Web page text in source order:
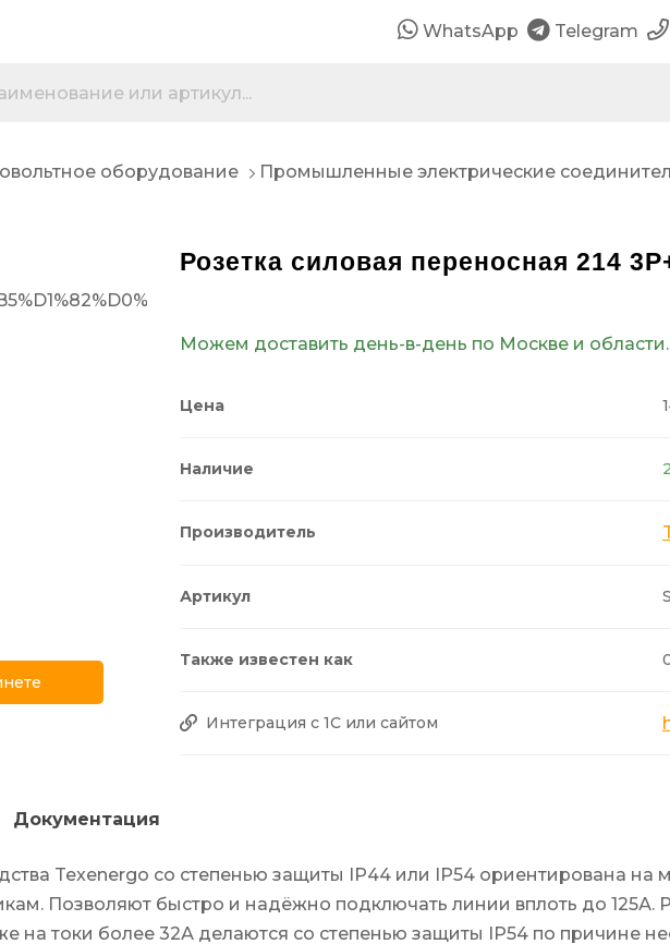
WhatsApp Telegram
оборудование Промышленные электрические
Розетка силовая переносная 214
Можем доставить день-в-день по Москве и области.
Цена
Наличие
Производитель
Артикул
Также известен как
Интеграция с 1С или сайтом
Документация
Texenergo со степенью защиты IP44 или IP54 ориентирована
Позволяют быстро и надёжно подключать линии вплоть до 125А.
на токи более 32А делаются со степенью защиты IP54 по причине